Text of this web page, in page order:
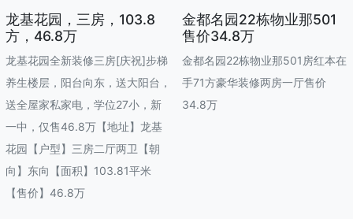
龙基花园，三房，103.8
方，46.8万
龙基花园全新装修三房[庆祝]步梯
养生楼层，阳台向东，送大阳台，
送全屋家私家电，学位27小，新
一中，仅售46.8万【地址】龙基
花园【户型】三房二厅两卫【朝
向】东向【面积】103.81平米
【售价】46.8万
金都名园22栋物业那501
售价34.8万
金都名园22栋物业那501房红本在
手71方豪华装修两房一厅售价
34.8万